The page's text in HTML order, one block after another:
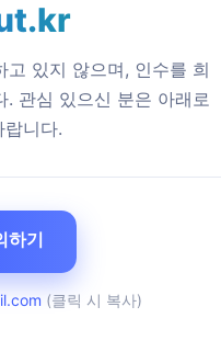
있지 않으며, 인수를 희
. 관심 있으신 분은 아래로
니다.
하기
(클릭 시 복사)